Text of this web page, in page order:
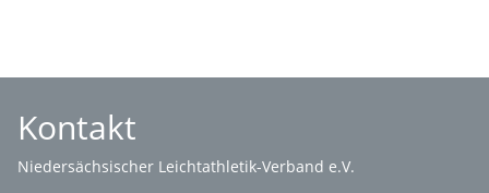
Kontakt
Niedersächsischer Leichtathletik-Verband e.V.